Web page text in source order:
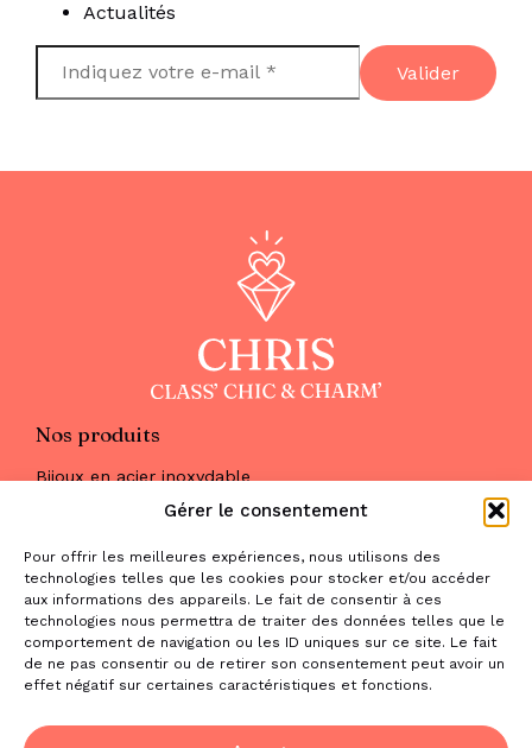
Gérer le consentement
Pour offrir les meilleures expériences, nous utilisons des
technologies telles que les cookies pour stocker et/ou accéder
aux informations des appareils. Le fait de consentir à ces
technologies nous permettra de traiter des données telles que le
comportement de navigation ou les ID uniques sur ce site. Le fait
de ne pas consentir ou de retirer son consentement peut avoir un
effet négatif sur certaines caractéristiques et fonctions.
Actualités
Nos produits
Bijoux en acier inoxydable
Maquillage
Parfums
Nous trouver
& nous contacter
2 place de la Liberté
31470 Saint-Lys
06 52 05 69 65